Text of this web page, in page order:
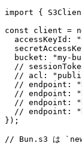
import {
const client =
  accessKeyId:
  bucket:
"my-
//
// acl:
// endpoint:
// endpoint:
// endpoint:
// endpoint:
});
// Bun.s3 は `new